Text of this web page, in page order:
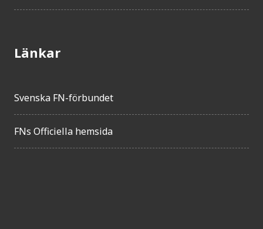
Länkar
Svenska FN-förbundet
FNs Officiella hemsida